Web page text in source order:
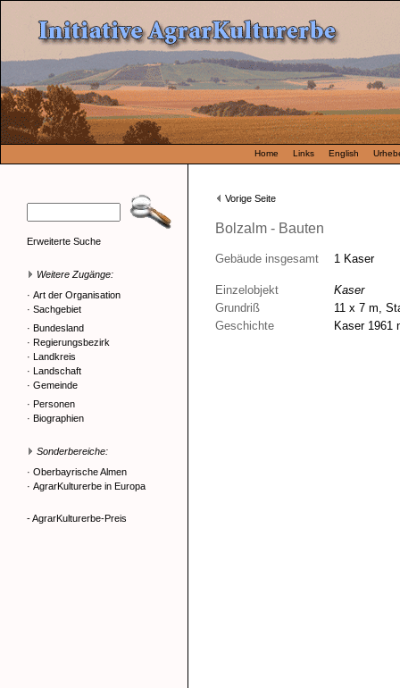
Home Links English
Erweiterte Suche
Weitere Zugänge:
· Art der Organisation
· Sachgebiet
· Bundesland
· Regierungsbezirk
· Landkreis
· Landschaft
· Gemeinde
· Personen
· Biographien
Sonderbereiche:
· Oberbayrische Almen
· AgrarKulturerbe in Europa
- AgrarKulturerbe-Preis
Vorige Seite
Bolzalm - Bauten
Gebäude insgesamt 1 Kaser
Einzelobjekt
Kaser
Grundriß
11 x 7 m,
Geschichte
Kaser 1961